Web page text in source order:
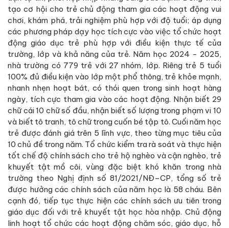
tạo cơ hội cho trẻ chủ động tham gia các hoạt động vui
chơi, khám phá, trải nghiệm phù hợp với độ tuổi; áp dụng
các phương pháp dạy học tích cực vào việc tổ chức hoạt
động giáo dục trẻ phù hợp với điều kiện thực tế của
trường, lớp và khả năng của trẻ. Năm học 2024 - 2025,
nhà trường có 779 trẻ với 27 nhóm, lớp. Riêng trẻ 5 tuổi
100% đủ điều kiện vào lớp một phổ thông, trẻ khỏe mạnh,
nhanh nhẹn hoạt bát, có thói quen trong sinh hoạt hàng
ngày, tích cực tham gia vào các hoạt động. Nhận biết 29
chữ cái 10 chữ số đầu, nhận biết số lượng trong phạm vi 10
và biết tô tranh, tô chữ trong cuốn bé tập tô. Cuối năm học
trẻ được đánh giá trên 5 lĩnh vực, theo từng mục tiêu của
10 chủ đề trong năm. Tổ chức kiểm tra rà soát và thực hiện
tốt chế độ chính sách cho trẻ hộ nghèo và cận nghèo, trẻ
khuyết tật mồ côi, vùng đặc biệt khó khăn trong nhà
trường theo Nghị định số 81/2021/NĐ–CP, tổng số trẻ
được hưởng các chính sách của năm học là 58 cháu. Bên
cạnh đó, tiếp tục thực hiện các chính sách ưu tiên trong
giáo dục đối với trẻ khuyết tật học hòa nhập. Chủ động
linh hoạt tổ chức các hoạt động chăm sóc, giáo dục, hỗ